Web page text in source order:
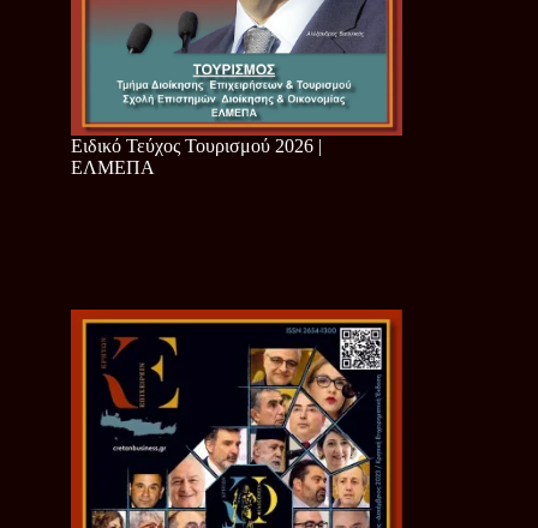
Ειδικό Τεύχος Τουρισμού 2026 |
ΕΛΜΕΠΑ